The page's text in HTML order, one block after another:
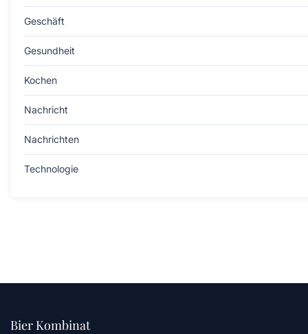
Geschäft
Gesundheit
Kochen
Nachricht
Nachrichten
Technologie
Bier Kombinat